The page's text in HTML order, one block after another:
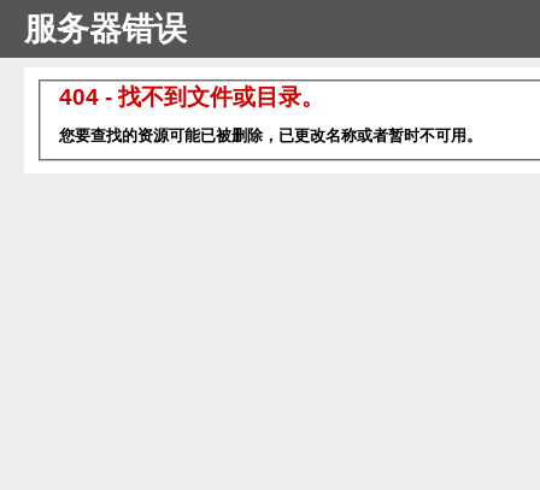
服务器错误
404 - 找不到文件或目录。
您要查找的资源可能已被删除，已更改名称或者暂时不可用。